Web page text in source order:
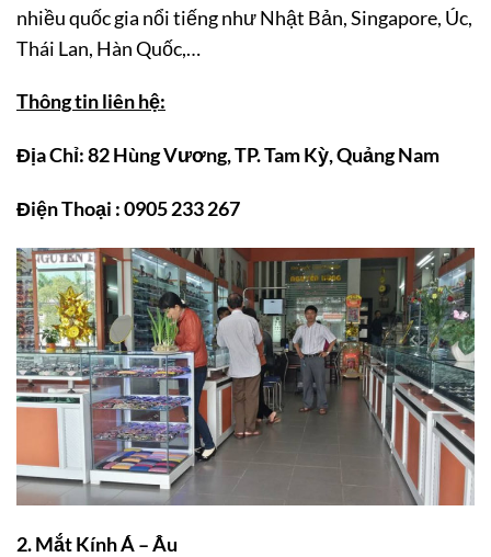
nhiều quốc gia nổi tiếng như Nhật Bản, Singapore, Úc,
Thái Lan, Hàn Quốc,…
Thông tin liên hệ:
Địa Chỉ: 82 Hùng Vương, TP. Tam Kỳ, Quảng Nam
Điện Thoại : 0905 233 267
2. Mắt Kính Á – Âu